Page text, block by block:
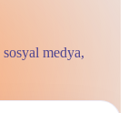
medya,